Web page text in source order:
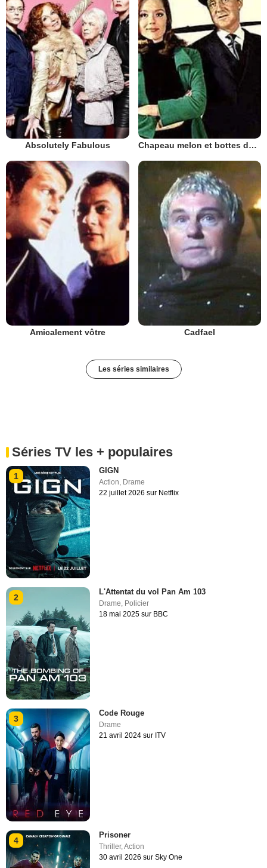
Absolutely Fabulous Chapeau melon et bottes de cuir - 1961
Amicalement vôtre Cadfael
Les séries similaires
Séries TV les + populaires
1
GIGN
Action Drame
22 juillet 2026 sur Netflix
2
L'Attentat du vol Pan Am 103
Drame, Policier
18 mai 2025 sur BBC
3
Code Rouge
Drame
21 avril 2024 sur ITV
4
Prisoner
Thriller,Action
30 avril 2026 sur Sky One